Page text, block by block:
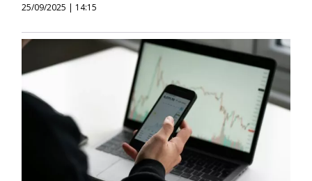
25/09/2025 | 14:15